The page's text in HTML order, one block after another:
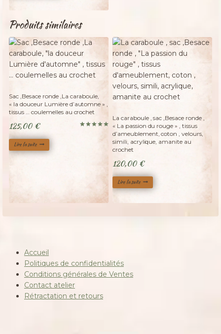
35,00 €.30,00 €.
Produits similaires
Adopté
Sac ,Besace ronde ,La caraboule,
« la douceur Lumière d’automne » ,
tissus … coulemelles au crochet
125,00 €
Lire la suite
Adopté
La caraboule , sac ,Besace ronde ,
« La passion du rouge » , tissus
d’ameublement, coton , velours,
simili, acrylique, amanite au
crochet
120,00 €
Lire la suite
Accueil
Politiques de confidentialités
Conditions générales de Ventes
Contact atelier
Rétractation et retours